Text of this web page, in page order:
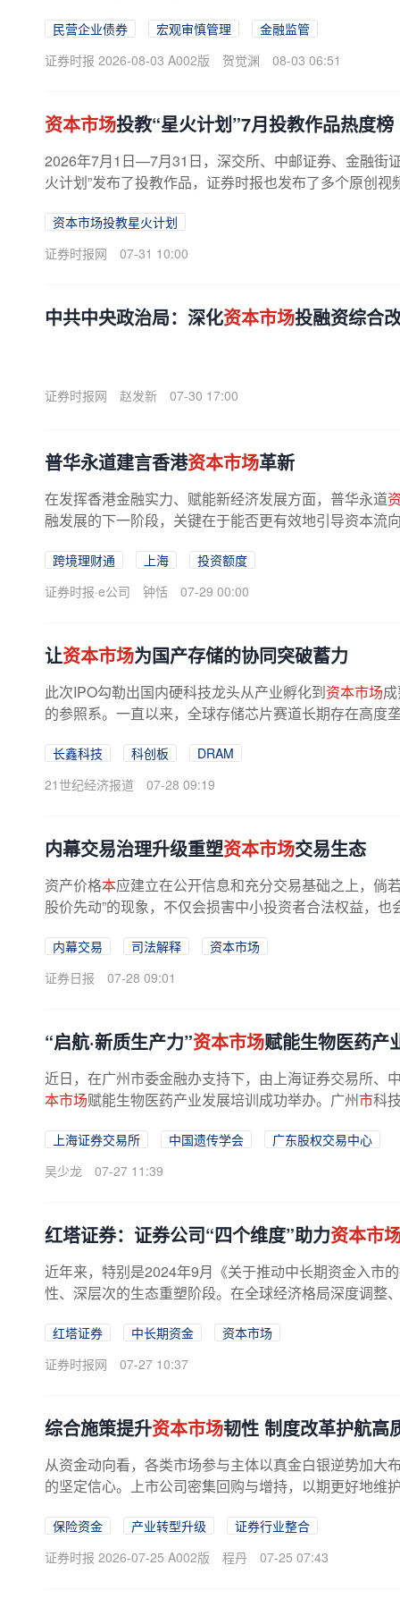
民营企业债券 宏观审慎管理
金融监管
证券时报 2026-08-03 A002版
贺觉渊 08-03 06:51
资本市场投教“星火计划”7月投教作品热度榜
2026年7月1日—7月31日，深交所、中邮证券、金融街
火计划”发布了投教作品，证券时报也发布了多个原创
资本市场投教星火计划
证券时报网
07-31 10:00
中共中央政治局：深化资本市场投融资综合
证券时报网 赵发新 07-30 17:00
普华永道建言香港资本市场革新
在发挥香港金融实力、赋能新经济发展方面，普华永道
融发展的下一阶段，关键在于能否更有效地引导资本流
跨境理财通 上海
投资额度
证券时报·e公司
钟恬 07-29 00:00
让资本市场为国产存储的协同突破蓄力
此次IPO勾勒出国内硬科技龙头从产业孵化到资本市场
的参照系。一直以来，全球存储芯片赛道长期存在高度
长鑫科技 科创板
DRAM
21世纪经济报道
07-28 09:19
内幕交易治理升级重塑资本市场交易生态
资产价格本应建立在公开信息和充分交易基础之上，倘
股价先动”的现象，不仅会损害中小投资者合法权益，
内幕交易 司法解释
资本市场
证券日报
07-28 09:01
“启航·新质生产力”资本市场赋能生物医药产
近日，在广州市委金融办支持下，由上海证券交易所、
本市场赋能生物医药产业发展培训成功举办。广州市科
上海证券交易所 中国遗传学会
广东股权交易中心
吴少龙
07-27 11:39
红塔证券：证券公司“四个维度”助力资本市
近年来，特别是2024年9月《关于推动中长期资金入市
性、深层次的生态重塑阶段。在全球经济格局深度调整
红塔证券 中长期资金
资本市场
证券时报网
07-27 10:37
综合施策提升资本市场韧性 制度改革护航高
从资金动向看，各类市场参与主体以真金白银逆势加大
的坚定信心。上市公司密集回购与增持，以期更好地维
保险资金 产业转型升级
证券行业整合
证券时报 2026-07-25 A002版
程丹 07-25 07:43